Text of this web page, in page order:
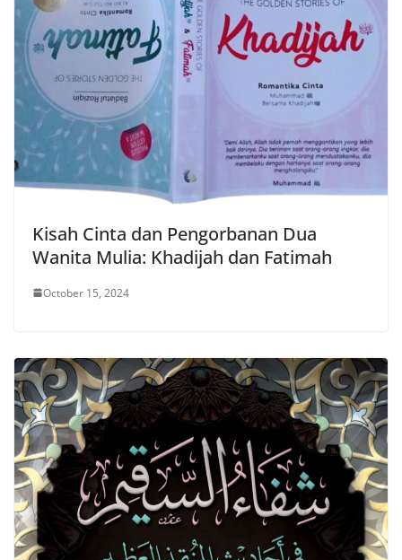
Kisah Cinta dan Pengorbanan Dua
Wanita Mulia: Khadijah dan Fatimah
October 15, 2024